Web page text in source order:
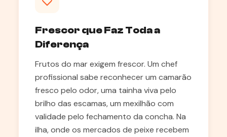
Frescor que Faz Toda a
Diferença
Frutos do mar exigem frescor. Um chef
profissional sabe reconhecer um camarão
fresco pelo odor, uma tainha viva pelo
brilho das escamas, um mexilhão com
validade pelo fechamento da concha. Na
ilha, onde os mercados de peixe recebem